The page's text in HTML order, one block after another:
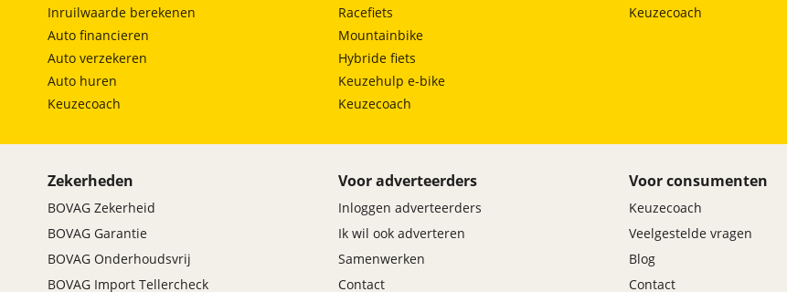
Inruilwaarde berekenen
Auto financieren
Auto verzekeren
Auto huren
Keuzecoach
Racefiets
Mountainbike
Hybride fiets
Keuzehulp e-bike
Keuzecoach
Keuzecoach
Zekerheden
BOVAG Zekerheid
BOVAG Garantie
BOVAG Onderhoudsvrij
BOVAG Import Tellercheck
Voor adverteerders
Inloggen adverteerders
Ik wil ook adverteren
Samenwerken
Contact
Voor consumenten
Keuzecoach
Veelgestelde vragen
Blog
Contact